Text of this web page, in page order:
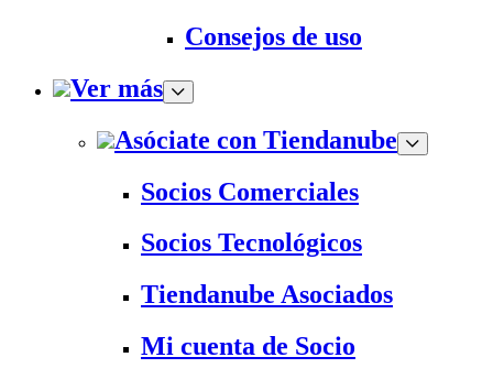
Consejos de uso
Ver más
Asóciate con Tiendanube
Socios Comerciales
Socios Tecnológicos
Tiendanube Asociados
Mi cuenta de Socio